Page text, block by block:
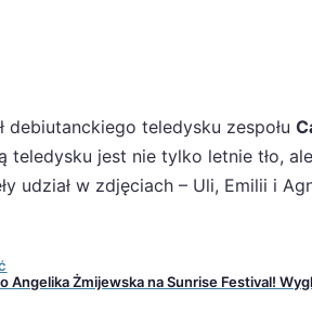
debiutanckiego teledysku zespołu
teledysku jest nie tylko letnie tło,
udział w zdjęciach – Uli, Emilii i
Angelika Żmijewska na Sunrise Festival!